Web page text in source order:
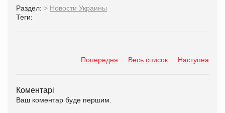
Раздел: > Новости Украины
Теги:
Попередня Весь список Наступна
Коментарі
Ваш коментар буде першим.